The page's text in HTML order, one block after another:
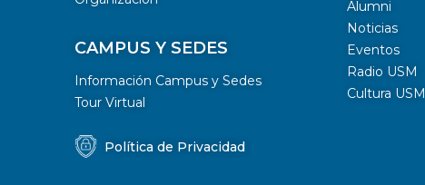
CAMPUS Y SEDES
Información Campus y Sedes
Tour Virtual
Política de Privacidad
Alumni
Noticias
Eventos
Radio USM
Cultura USM